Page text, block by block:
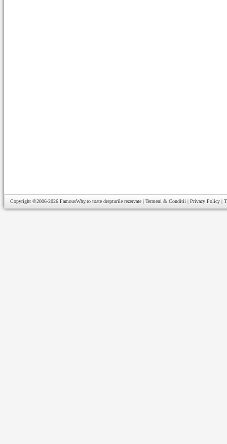
Copyright ©2006-2026 FamousWhy.ro toate drepturile rezervate | Termeni & Conditii | Privacy Policy |